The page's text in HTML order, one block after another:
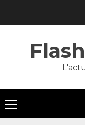
Primary
Menu